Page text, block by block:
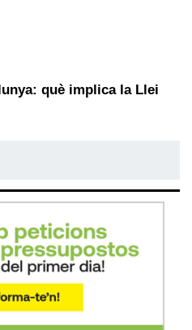
què implica la Llei